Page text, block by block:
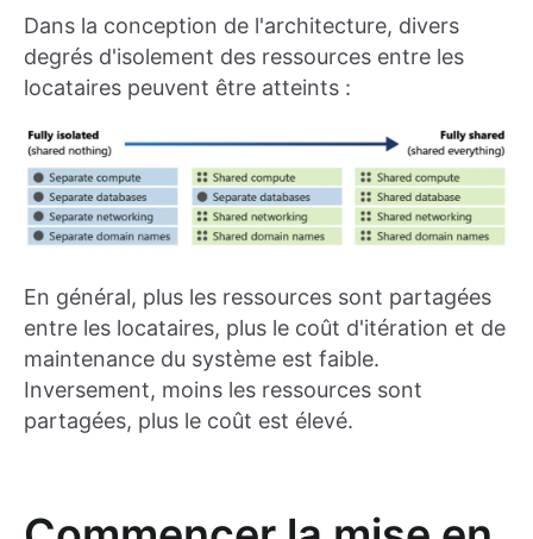
Dans la conception de l'architecture, divers
degrés d'isolement des ressources entre les
locataires peuvent être atteints :
En général, plus les ressources sont partagées
entre les locataires, plus le coût d'itération et de
maintenance du système est faible.
Inversement, moins les ressources sont
partagées, plus le coût est élevé.